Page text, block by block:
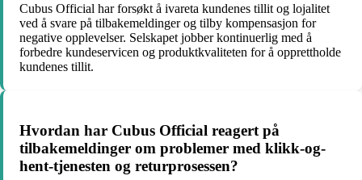
Cubus Official har forsøkt å ivareta kundenes tillit og lojalitet
ved å svare på tilbakemeldinger og tilby kompensasjon for
negative opplevelser. Selskapet jobber kontinuerlig med å
forbedre kundeservicen og produktkvaliteten for å opprettholde
kundenes tillit.
Hvordan har Cubus Official reagert på
tilbakemeldinger om problemer med klikk-og-
hent-tjenesten og returprosessen?